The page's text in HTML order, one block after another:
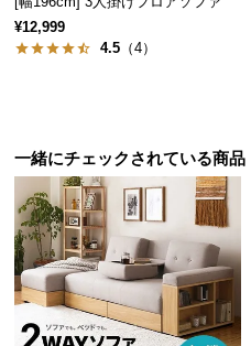
¥12,999
4.5 （4）
一緒にチェックされている商品